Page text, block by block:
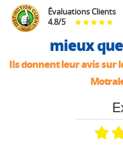
Évaluations Clients
4.8/5
mieux
Ils donnent leur avis sur